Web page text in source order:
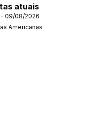
atuais
09/08/2026
Americanas